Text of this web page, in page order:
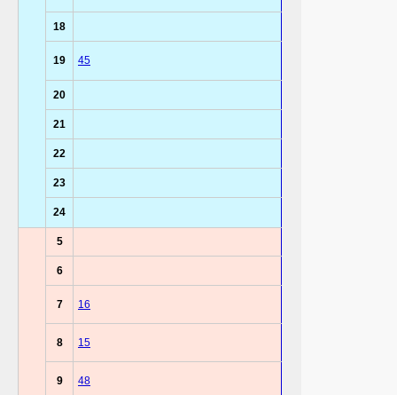
18
19 45
20
21
22
23
24
5
6
7 16
8 15
9 48